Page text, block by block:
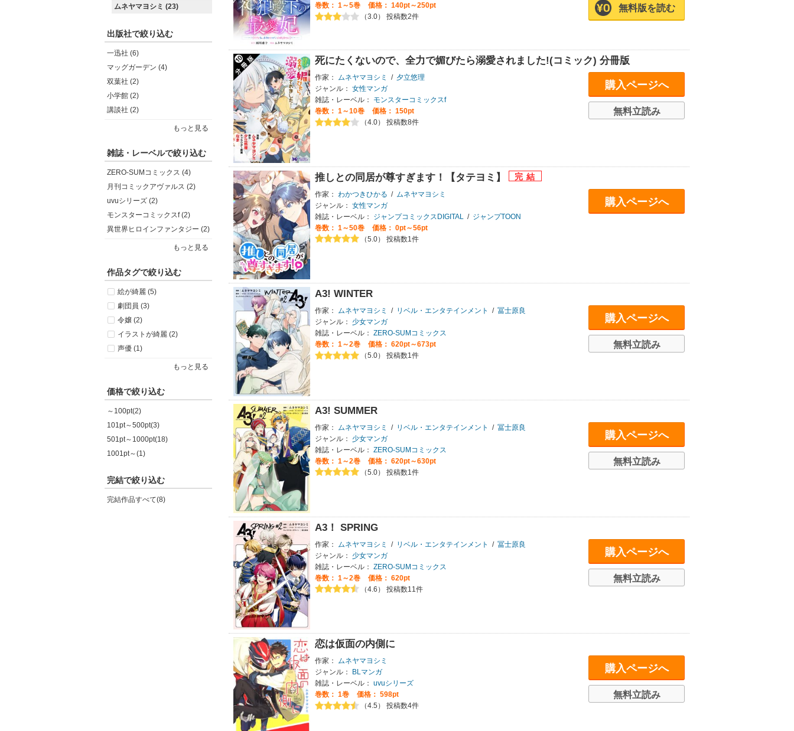
ムネヤマヨシミ (23)
出版社で絞り込む
一迅社 (6)
マッグガーデン (4)
双葉社 (2)
小学館 (2)
講談社 (2)
もっと見る
雑誌・レーベルで絞り込む
ZERO-SUMコミックス (4)
月刊コミックアヴァルス (2)
uvuシリーズ (2)
モンスターコミックスf (2)
異世界ヒロインファンタジー (2)
もっと見る
作品タグで絞り込む
絵が綺麗 (5)
劇団員 (3)
令嬢 (2)
イラストが綺麗 (2)
声優 (1)
もっと見る
価格で絞り込む
～100pt(2)
101pt～500pt(3)
501pt～1000pt(18)
1001pt～(1)
完結で絞り込む
完結作品すべて(8)
巻数： 1～5巻
価格： 140pt～250pt
（3.0） 投稿数2件
無料版を読む
死にたくないので、全力で媚びたら溺愛されました!(コミック) 分冊版
作家： ムネヤマヨシミ / 夕立悠理
ジャンル： 女性マンガ
雑誌・レーベル：
モンスターコミックスf
巻数： 1～10巻
価格： 150pt
（4.0） 投稿数8件
購入ページへ
無料立読み
推しとの同居が尊すぎます！【タテヨミ】
作家： わかつきひかる /
ムネヤマヨシミ
ジャンル： 女性マンガ
雑誌・レーベル：
ジャンプコミックスDIGITAL / ジャンプTOON
巻数： 1～50巻
価格： 0pt～56pt
（5.0） 投稿数1件
購入ページへ
A3! WINTER
作家： ムネヤマヨシミ / リベル・エンタテインメント / 冨士原良
ジャンル：
少女マンガ
雑誌・レーベル： ZERO-SUMコミックス
巻数： 1～2巻
価格： 620pt～673pt
（5.0） 投稿数1件
購入ページへ
無料立読み
A3! SUMMER
作家： ムネヤマヨシミ / リベル・エンタテインメント / 冨士原良
ジャンル：
少女マンガ
雑誌・レーベル： ZERO-SUMコミックス
巻数： 1～2巻
価格： 620pt～630pt
（5.0） 投稿数1件
購入ページへ
無料立読み
A3！ SPRING
作家： ムネヤマヨシミ / リベル・エンタテインメント / 冨士原良
ジャンル：
少女マンガ
雑誌・レーベル： ZERO-SUMコミックス
巻数： 1～2巻
価格： 620pt
（4.6） 投稿数11件
購入ページへ
無料立読み
恋は仮面の内側に
作家： ムネヤマヨシミ
ジャンル：
BLマンガ
雑誌・レーベル： uvuシリーズ
巻数： 1巻
価格： 598pt
（4.5） 投稿数4件
購入ページへ
無料立読み